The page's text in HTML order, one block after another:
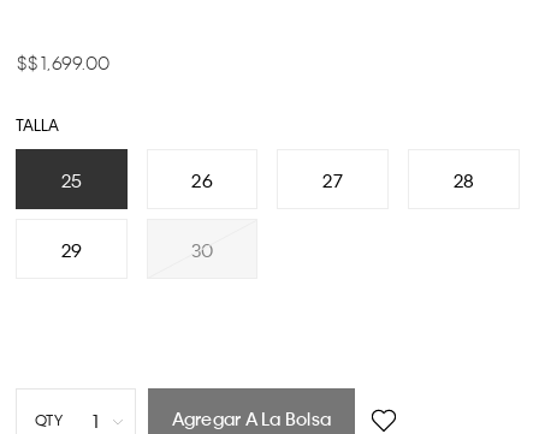
$ 1,699.00
TALLA
25 26 27 28
29 30
QTY 1 Agregar A La Bolsa